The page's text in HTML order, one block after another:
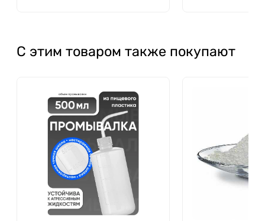
С этим товаром также покупают